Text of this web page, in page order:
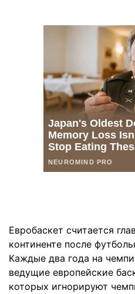
Евробаскет считается
континенте после
Каждые два года на
ведущие европейские
которых игнорируют